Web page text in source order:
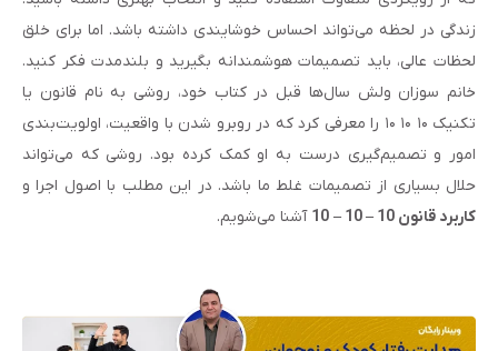
زندگی در لحظه می‌تواند احساس خوشایندی داشته باشد. اما برای خلق
لحظات عالی، باید تصمیمات هوشمندانه بگیرید و بلندمدت فکر کنید.
خانم سوزان ولش سال‌ها قبل در کتاب خود، روشی به نام قانون یا
تکنیک ۱۰ ۱۰ ۱۰ را معرفی کرد که در روبرو شدن با واقعیت، اولویت‌بندی
امور و تصمیم‌گیری درست به او کمک کرده بود. روشی که می‌تواند
حلال بسیاری از تصمیمات غلط ما باشد. در این مطلب با اصول اجرا و
کاربرد قانون 10
–
–
10 آشنا می‌شویم.